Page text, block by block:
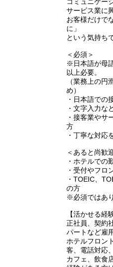
サービス業に
お客様だけで
に」
という気持ち
＜必須＞
※日本語が母
以上必要。
（業務上の円
め）
・日本語での
・文字入力な
・接客業やサ
方
・丁寧な対応
＜あると尚歓
・ホテルでの
・受付やフロ
・TOEIC、
の方
※必須ではあ
【活かせる経
正社員、契約
パートなど雇
ホテルフロン
客、電話対応、
カフェ、飲食